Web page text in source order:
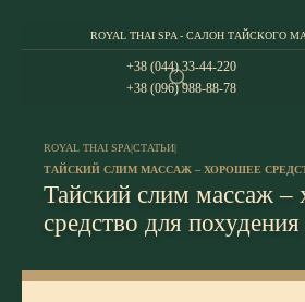
ROYAL THAI SPA - САЛОН ТАЙСКОГО
+38 (044) 33-44-220
+38 (096) 988-88-78
ROYAL THAI SPA|СТАТЬИ|
ТАЙСКИЙ СЛИМ МАССАЖ – ХОРОШЕЕ
Тайский слим массаж –
средство для похудения